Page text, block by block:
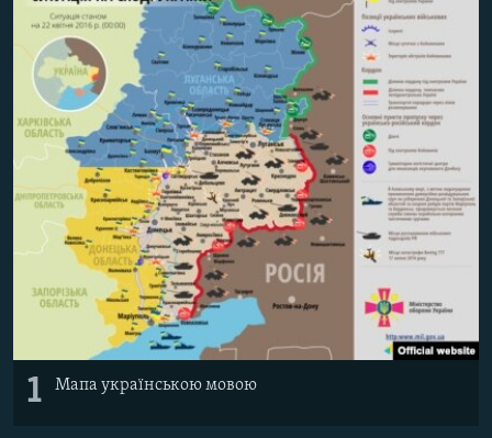
СПЕЦПРОЄКТИ
ПОДКАСТИ
КРИМ РЕАЛІЇ
УКР
КТАТ
ДОЛУЧАЙСЯ!
1 Мапа українською мовою